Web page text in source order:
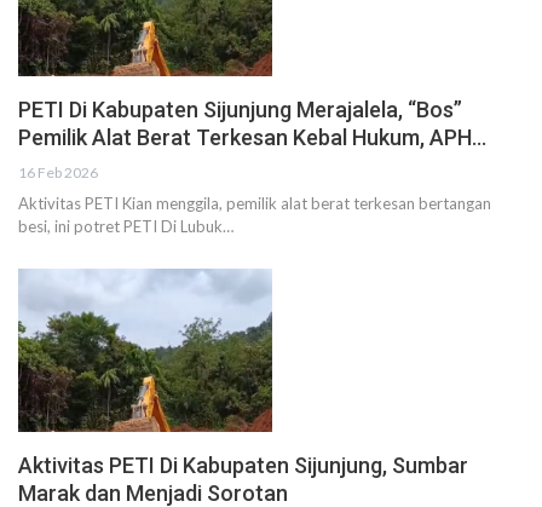
PETI Di Kabupaten Sijunjung Merajalela, “Bos”
Pemilik Alat Berat Terkesan Kebal Hukum, APH…
16 Feb 2026
Aktivitas PETI Kian menggila, pemilik alat berat terkesan bertangan
besi, ini potret PETI Di Lubuk…
Aktivitas PETI Di Kabupaten Sijunjung, Sumbar
Marak dan Menjadi Sorotan